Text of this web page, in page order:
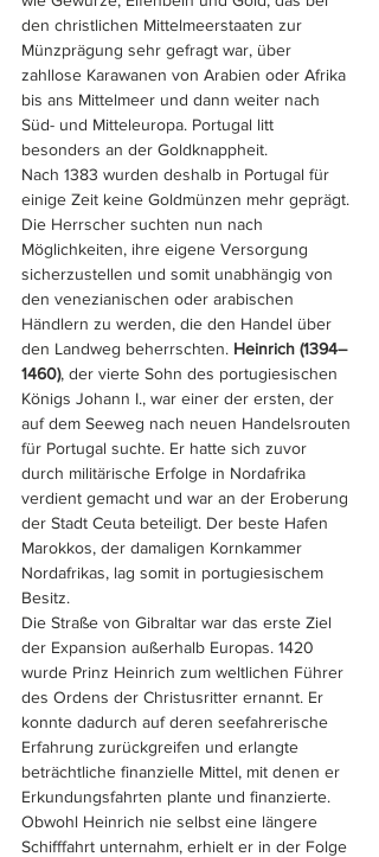
den christlichen Mittelmeerstaaten zur
Münzprägung sehr gefragt war, über
zahllose Karawanen von Arabien oder Afrika
bis ans Mittelmeer und dann weiter nach
Süd- und Mitteleuropa. Portugal litt
besonders an der Goldknappheit.
Nach 1383 wurden deshalb in Portugal für
einige Zeit keine Goldmünzen mehr geprägt.
Die Herrscher suchten nun nach
Möglichkeiten, ihre eigene Versorgung
sicherzustellen und somit unabhängig von
den venezianischen oder arabischen
Händlern zu werden, die den Handel über
den Landweg beherrschten. Heinrich (1394–
1460), der vierte Sohn des portugiesischen
Königs Johann I., war einer der ersten, der
auf dem Seeweg nach neuen Handelsrouten
für Portugal suchte. Er hatte sich zuvor
durch militärische Erfolge in Nordafrika
verdient gemacht und war an der Eroberung
der Stadt Ceuta beteiligt. Der beste Hafen
Marokkos, der damaligen Kornkammer
Nordafrikas, lag somit in portugiesischem
Besitz.
Die Straße von Gibraltar war das erste Ziel
der Expansion außerhalb Europas. 1420
wurde Prinz Heinrich zum weltlichen Führer
des Ordens der Christusritter ernannt. Er
konnte dadurch auf deren seefahrerische
Erfahrung zurückgreifen und erlangte
beträchtliche finanzielle Mittel, mit denen er
Erkundungsfahrten plante und finanzierte.
Obwohl Heinrich nie selbst eine längere
Schifffahrt unternahm, erhielt er in der Folge